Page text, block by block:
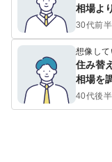
相場よ
30代前
想像して
住み替
相場を
40代後